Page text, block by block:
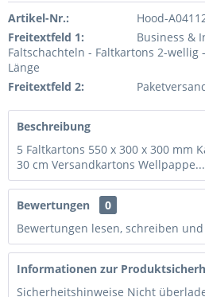
Artikel-Nr.:
Hood-
Freitextfeld 1:
Business &
Faltschachteln - Faltkartons 2-wellig
Länge
Freitextfeld 2:
Beschreibung
5 Faltkartons 550 x 300 x 300 mm
30 cm Versandkartons Wellpappe...
Bewertungen
0
Bewertungen lesen, schreiben
Informationen zur
Sicherheitshinweise Nicht